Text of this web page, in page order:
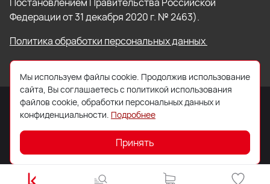
Федерации от 31 декабря 2020 г. № 2463).
Политика обработки персональных данных
© 2026 ООО «Торговый Дом «Кровля Профи»
Мы используем файлы cookie. Продолжив использование
сайта, Вы соглашаетесь с политикой использования
файлов cookie, обработки персональных данных и
конфиденциальности. Подробнее
Принять